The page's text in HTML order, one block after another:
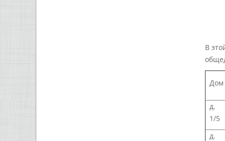
В
Дом
д.
1/5
д.